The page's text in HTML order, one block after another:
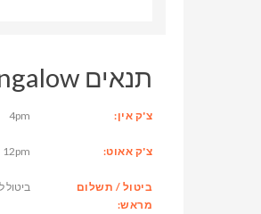
תנאים Tropica Bungalow מלון
צ'ק אין: 4pm
צ'ק אאוט: 12pm
ביטול / תשלום
מראש:
ביטול